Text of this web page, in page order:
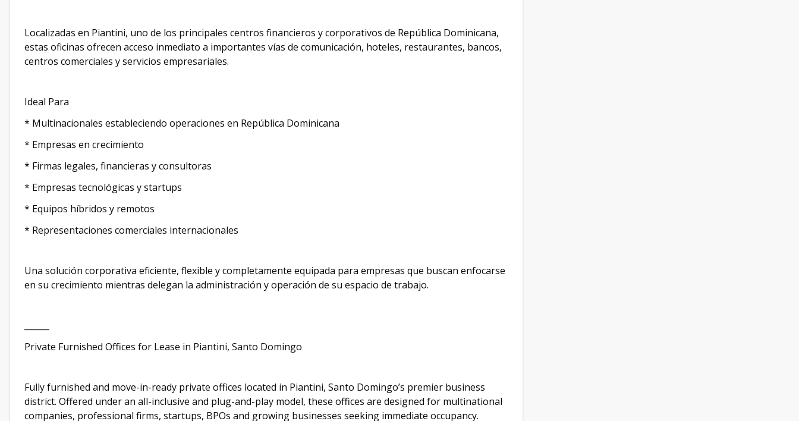
Localizadas en Piantini, uno de los principales centros financieros y corporativos de República Dominicana,
estas oficinas ofrecen acceso inmediato a importantes vías de comunicación, hoteles, restaurantes, bancos,
centros comerciales y servicios empresariales.
Ideal Para
* Multinacionales estableciendo operaciones en República Dominicana
* Empresas en crecimiento
* Firmas legales, financieras y consultoras
* Empresas tecnológicas y startups
* Equipos híbridos y remotos
* Representaciones comerciales internacionales
Una solución corporativa eficiente, flexible y completamente equipada para empresas que buscan enfocarse
en su crecimiento mientras delegan la administración y operación de su espacio de trabajo.
Private Furnished Offices for Lease in Piantini, Santo Domingo
Fully furnished and move-in-ready private offices located in Piantini, Santo Domingo’s premier business
district. Offered under an all-inclusive and plug-and-play model, these offices are designed for multinational
companies, professional firms, startups, BPOs and growing businesses seeking immediate occupancy.